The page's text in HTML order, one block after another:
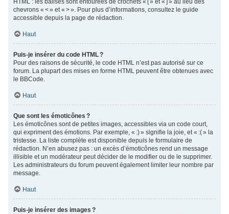
HTML : les balises sont entourées de crochets « [ » et « ] » au lieu des
chevrons « < » et « > ». Pour plus d’informations, consultez le guide
accessible depuis la page de rédaction.
Haut
Puis-je insérer du code HTML ?
Pour des raisons de sécurité, le code HTML n’est pas autorisé sur ce
forum. La plupart des mises en forme HTML peuvent être obtenues avec
le BBCode.
Haut
Que sont les émoticônes ?
Les émoticônes sont de petites images, accessibles via un code court,
qui expriment des émotions. Par exemple, « :) » signifie la joie, et « :( » la
tristesse. La liste complète est disponible depuis le formulaire de
rédaction. N’en abusez pas : un excès d’émoticônes rend un message
illisible et un modérateur peut décider de le modifier ou de le supprimer.
Les administrateurs du forum peuvent également limiter leur nombre par
message.
Haut
Puis-je insérer des images ?